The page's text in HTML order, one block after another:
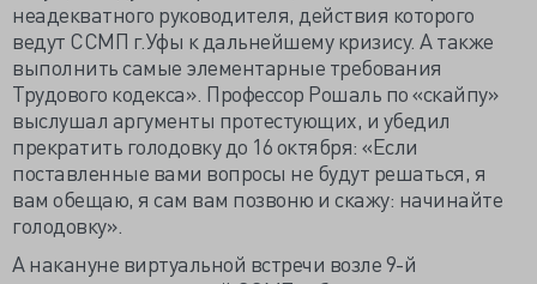
неадекватного руководителя, действия которого
ведут ССМП г.Уфы к дальнейшему кризису. А также
выполнить самые элементарные требования
Трудового кодекса». Профессор Рошаль по «скайпу»
выслушал аргументы протестующих, и убедил
прекратить голодовку до 16 октября: «Если
поставленные вами вопросы не будут решаться, я
вам обещаю, я сам вам позвоню и скажу: начинайте
голодовку».
А накануне виртуальной встречи возле 9-й